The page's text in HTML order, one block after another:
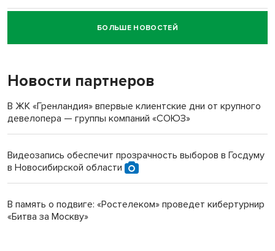
Новосибирский суд наказал водителя за смерть
пенсионерки на вокзале
БОЛЬШЕ НОВОСТЕЙ
Новости партнеров
В ЖК «Гренландия» впервые клиентские дни от крупного
девелопера — группы компаний «СОЮЗ»
Видеозапись обеспечит прозрачность выборов в Госдуму
в Новосибирской области
В память о подвиге: «Ростелеком» проведет кибертурнир
«Битва за Москву»